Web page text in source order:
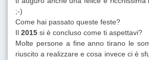
;-)
Come hai passato queste feste?
Il 2015 si è concluso come ti aspettavi?
Molte persone a fine anno tirano le
riuscito a realizzare e cosa invece ci è